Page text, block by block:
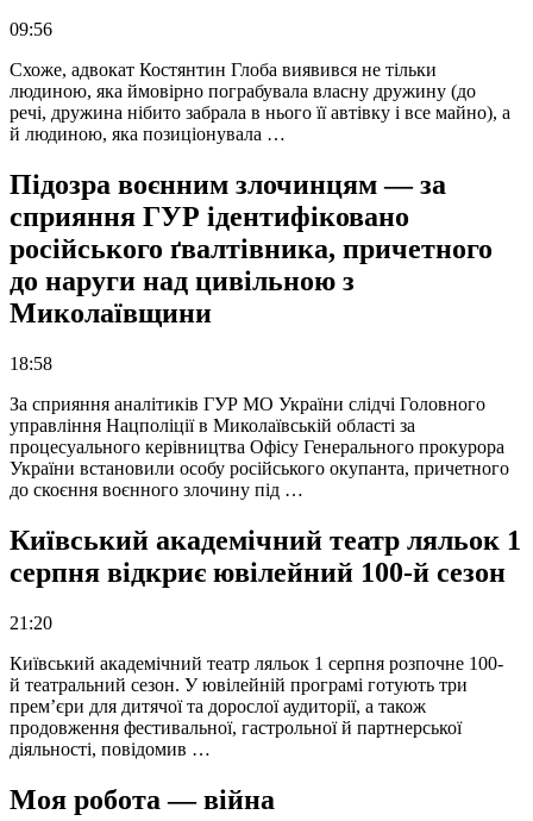
09:56
Схоже, адвокат Костянтин Глоба виявився не тільки
людиною, яка ймовірно пограбувала власну дружину (до
речі, дружина нібито забрала в нього її автівку і все майно), а
й людиною, яка позиціонувала …
Підозра воєнним злочинцям — за
сприяння ГУР ідентифіковано
російського ґвалтівника, причетного
до наруги над цивільною з
Миколаївщини
18:58
За сприяння аналітиків ГУР МО України слідчі Головного
управління Нацполіції в Миколаївській області за
процесуального керівництва Офісу Генерального прокурора
України встановили особу російського окупанта, причетного
до скоєння воєнного злочину під …
Київський академічний театр ляльок 1
серпня відкриє ювілейний 100-й сезон
21:20
Київський академічний театр ляльок 1 серпня розпочне 100-
й театральний сезон. У ювілейній програмі готують три
прем’єри для дитячої та дорослої аудиторії, а також
продовження фестивальної, гастрольної й партнерської
діяльності, повідомив …
Моя робота — війна